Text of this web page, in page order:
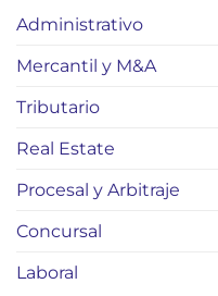
Administrativo
Mercantil y M&A
Tributario
Real Estate
Procesal y Arbitraje
Concursal
Laboral